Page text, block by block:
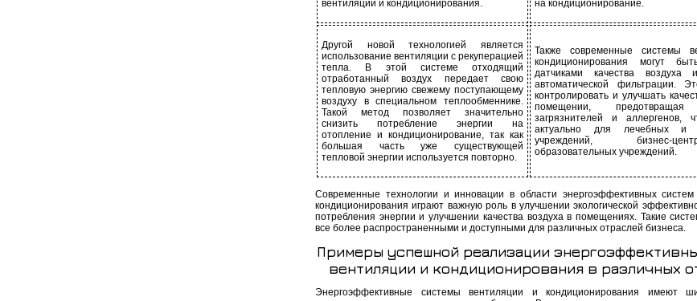
вентиляции и кондиционирования.
на кондиционирование.
Другой новой технологией является
использование вентиляции с рекуперацией
тепла. В этой системе отходящий
отработанный воздух передает свою
тепловую энергию свежему поступающему
воздуху в специальном теплообменнике.
Такой метод позволяет значительно
снизить потребление энергии на
отопление и кондиционирование, так как
большая часть уже существующей
тепловой энергии используется повторно.
Также современные системы
кондиционирования могут
датчиками качества воздуха
автоматической фильтрации.
контролировать и улучшать
помещении, предотвращая
загрязнителей и аллергенов,
актуально для лечебных и
учреждений, бизнес-
образовательных учреждений.
Современные технологии и инновации в области энергоэффективных
кондиционирования играют важную роль в улучшении экологической
потребления энергии и улучшении качества воздуха в помещениях. Такие
все более распространенными и доступными для различных отраслей бизнеса.
Примеры успешной реализации
вентиляции и кондиционирования в различных
Энергоэффективные системы вентиляции и кондиционирования имеют